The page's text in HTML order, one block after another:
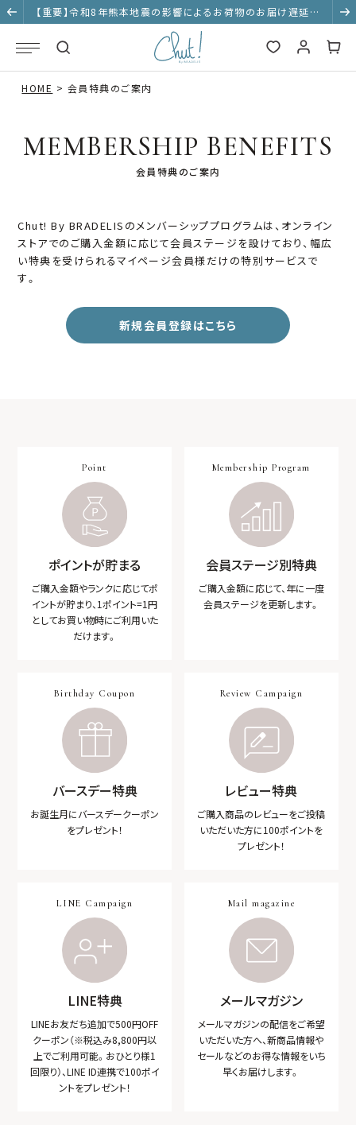
【重要】令和8年熊本地震の影響によるお荷物のお届け遅延に
ついて
HOME 会員特典のご案内
MEMBERSHIP BENEFITS
会員特典のご案内
Chut! By BRADELISのメンバーシッププログラムは、 オンライン
ストアでのご購入金額に応じて会員ステージを設けており、 幅広
い特典を受けられるマイページ会員様だけの特別サービスで
す。
新規会員登録はこちら
Point
ポイントが貯まる
ご購入金額やランクに応じてポ
イントが貯まり、1ポイント=1円
としてお買い物時にご利用いた
だけます。
Membership Program
会員ステージ別特典
ご購入金額に応じて、 年に一度
会員ステージを更新します。
Birthday Coupon
バースデー特典
お誕生月にバースデークーポン
をプレゼント！
Review Campaign
レビュー特典
ご購入商品のレビューをご投稿
いただいた方に100ポイントを
プレゼント！
LINE Campaign
LINE特典
LINEお友だち追加で500円OFF
クーポン（※税込み8,800円以
上でご利用可能。おひとり様1
回限り）、LINE ID連携で100ポイ
ントをプレゼント！
Mail magazine
メールマガジン
メールマガジンの配信をご希望
いただいた方へ、新商品情報や
セールなどのお得な情報をいち
早くお届けします。